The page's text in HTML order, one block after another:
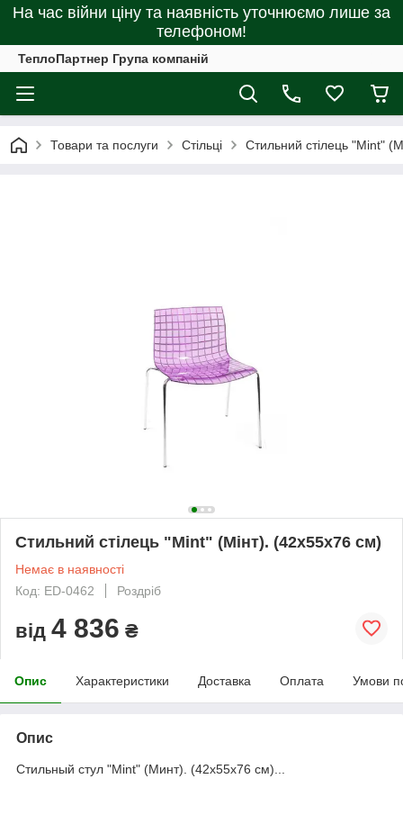
На час війни ціну та наявність уточнюємо лише за
телефоном!
ТеплоПартнер Група компаній
Товари та послуги Стільці Стильний стілець "Mint"
Стильний стілець "Mint" (Мінт). (42х55х76 см)
Немає в наявності
Код: ED-0462
Роздріб
від 4 836 ₴
Опис Характеристики Доставка Оплата Умови
Опис
Cтильный стул "Mint" (Минт). (42х55х76 см)...